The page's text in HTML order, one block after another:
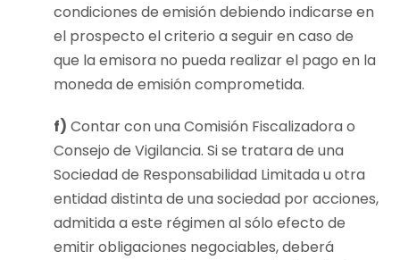
condiciones de emisión debiendo indicarse en
el prospecto el criterio a seguir en caso de
que la emisora no pueda realizar el pago en la
moneda de emisión comprometida.
f) Contar con una Comisión Fiscalizadora o
Consejo de Vigilancia. Si se tratara de una
Sociedad de Responsabilidad Limitada u otra
entidad distinta de una sociedad por acciones,
admitida a este régimen al sólo efecto de
emitir obligaciones negociables, deberá